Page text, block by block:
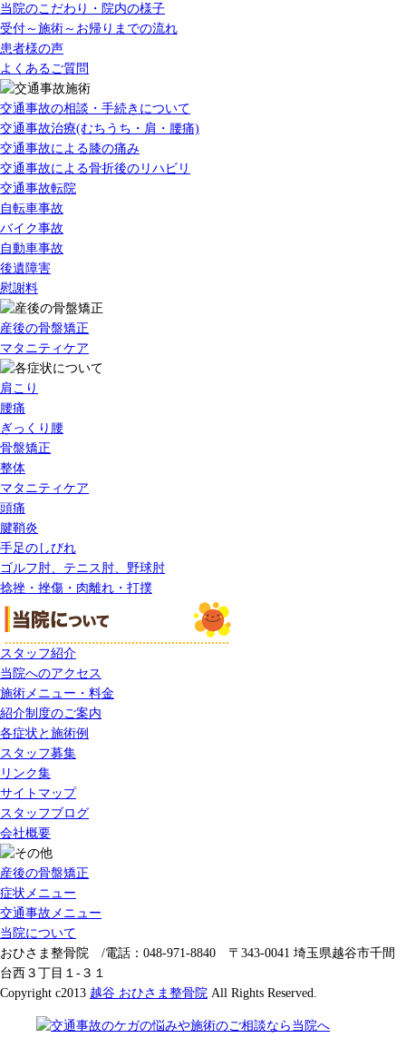
当院のこだわり・院内の様子
受付～施術～お帰りまでの流れ
患者様の声
よくあるご質問
交通事故の相談・手続きについて
交通事故治療(むちうち・肩・腰痛)
交通事故による膝の痛み
交通事故による骨折後のリハビリ
交通事故転院
自転車事故
バイク事故
自動車事故
後遺障害
慰謝料
産後の骨盤矯正
マタニティケア
肩こり
腰痛
ぎっくり腰
骨盤矯正
整体
マタニティケア
頭痛
腱鞘炎
手足のしびれ
ゴルフ肘、テニス肘、野球肘
捻挫・挫傷・肉離れ・打撲
スタッフ紹介
当院へのアクセス
施術メニュー・料金
紹介制度のご案内
各症状と施術例
スタッフ募集
リンク集
サイトマップ
スタッフブログ
会社概要
産後の骨盤矯正
症状メニュー
交通事故メニュー
当院について
おひさま整骨院 /電話：048-971-8840 〒343-0041 埼玉県越谷市千間
台西３丁目１-３１
Copyright c2013 越谷 おひさま整骨院 All Rights Reserved.